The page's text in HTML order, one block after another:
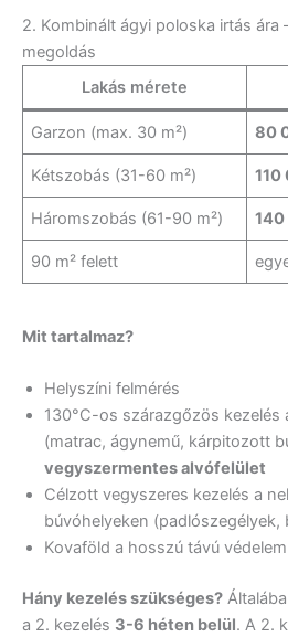
2. Kombinált ágyi poloska irtás ára
megoldás
Lakás mérete
Garzon (max. 30 m²) 80
Kétszobás (31-60 m²)
Háromszobás (61-90 m²)
90 m² felett
Mit tartalmaz?
Helyszíni felmérés
130°C-os szárazgőzös kezelés
(matrac, ágynemű, kárpitozott
vegyszermentes alvófelület
Célzott vegyszeres kezelés a
búvóhelyeken (padlószegélyek,
Kovaföld a hosszú távú
Hány kezelés szükséges?
a 2. kezelés 3-6 héten belül. A 2.